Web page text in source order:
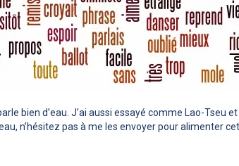
bien d’eau. J’ai aussi essayé comme Lao-Tseu et
n’hésitez pas à me les envoyer pour alimenter